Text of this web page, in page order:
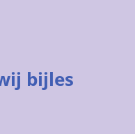
bijles